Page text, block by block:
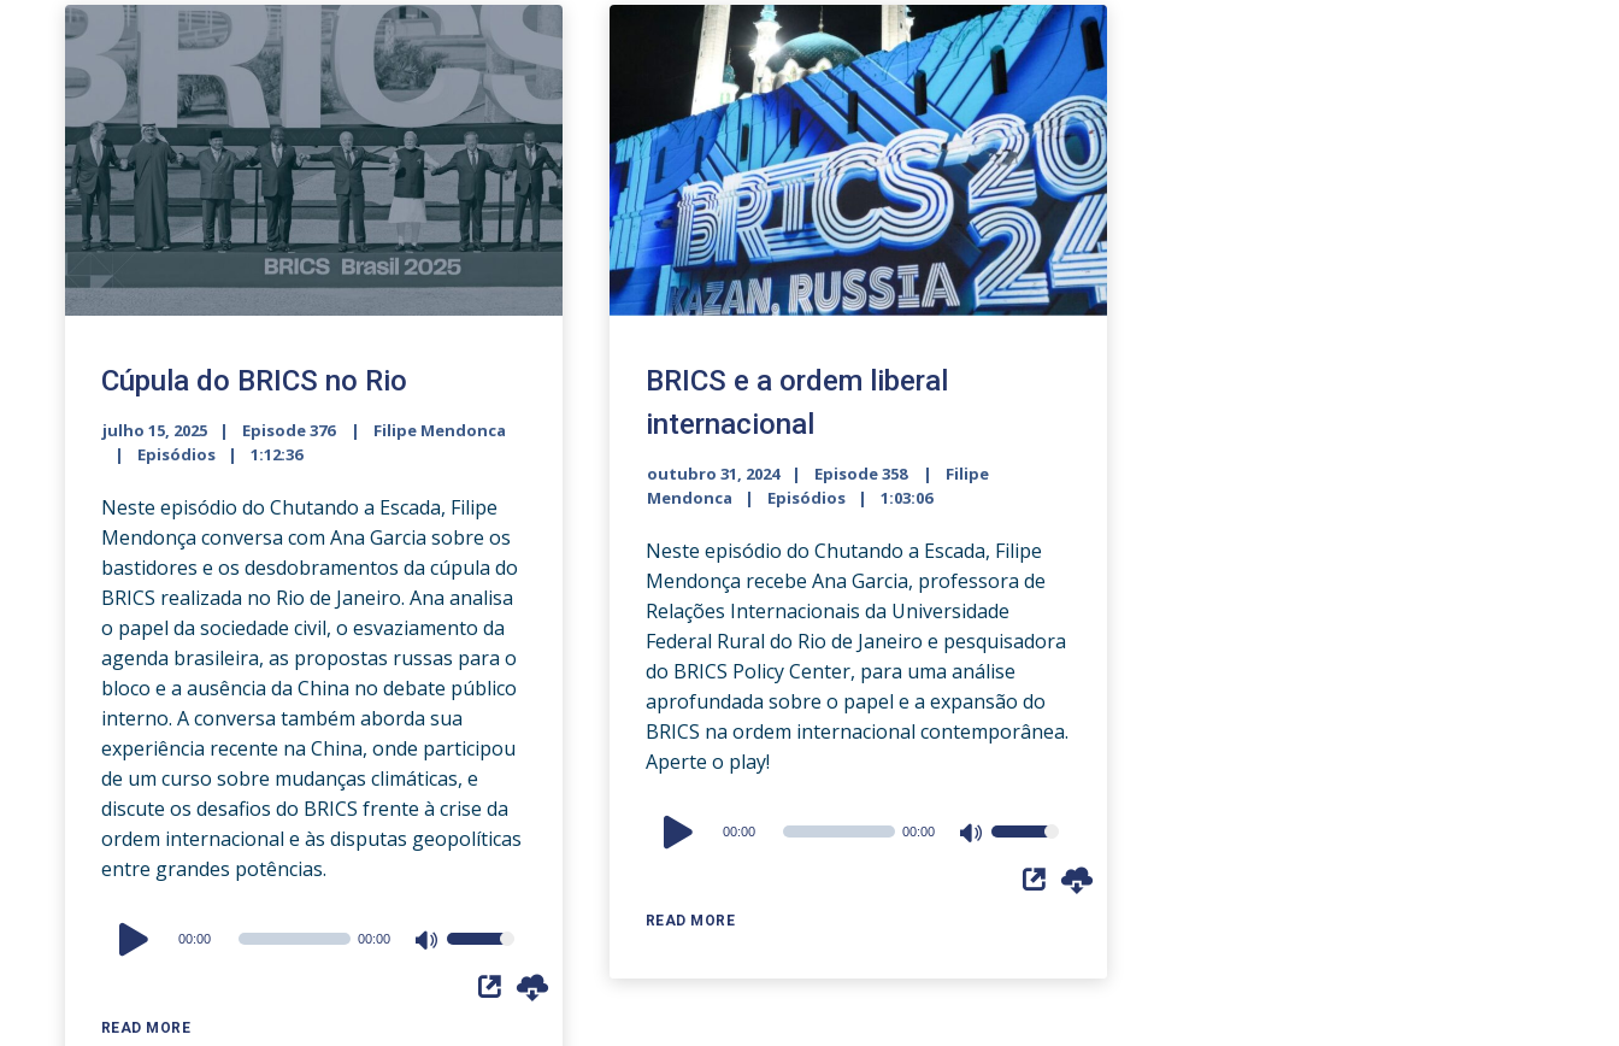
decrease
volume.
volume.
Cúpula do BRICS no Rio
julho 15, 2025 Episode 376
Filipe Mendonca
Episódios
1:12:36
Neste episódio do Chutando a Escada, Filipe
Mendonça conversa com Ana Garcia sobre os
bastidores e os desdobramentos da cúpula do
BRICS realizada no Rio de Janeiro. Ana analisa
o papel da sociedade civil, o esvaziamento da
agenda brasileira, as propostas russas para o
bloco e a ausência da China no debate público
interno. A conversa também aborda sua
experiência recente na China, onde participou
de um curso sobre mudanças climáticas, e
discute os desafios do BRICS frente à crise da
ordem internacional e às disputas geopolíticas
entre grandes potências.
READ MORE
Audio
Player
00:00 00:00
Use
Up/Down
BRICS e a ordem liberal
internacional
outubro 31, 2024 Episode 358
Filipe
Mendonca
Episódios 1:03:06
Neste episódio do Chutando a Escada, Filipe
Mendonça recebe Ana Garcia, professora de
Relações Internacionais da Universidade
Federal Rural do Rio de Janeiro e pesquisadora
do BRICS Policy Center, para uma análise
aprofundada sobre o papel e a expansão do
BRICS na ordem internacional contemporânea.
Aperte o play!
READ MORE
Audio
Player
00:00 00:00
Use
Up/Down